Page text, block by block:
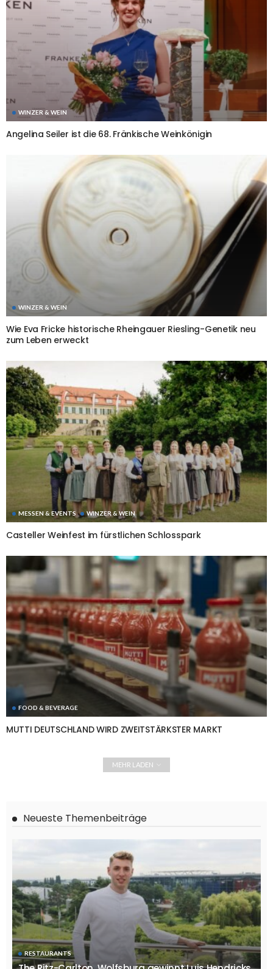
WINZER & WEIN
Angelina Seiler ist die 68. Fränkische Weinkönigin
WINZER & WEIN
Wie Eva Fricke historische Rheingauer Riesling-Genetik neu
zum Leben erweckt
MESSEN & EVENTS WINZER & WEIN
Casteller Weinfest im fürstlichen Schlosspark
FOOD & BEVERAGE
MUTTI DEUTSCHLAND WIRD ZWEITSTÄRKSTER MARKT
MEHR LADEN
Neueste Themenbeiträge
RESTAURANTS